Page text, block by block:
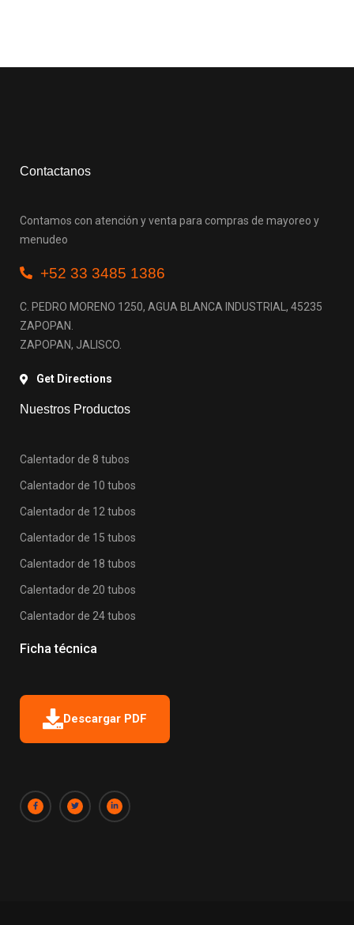
Contactanos
Contamos con atención y venta para compras de mayoreo y
menudeo
+52 33 3485 1386
C. PEDRO MORENO 1250, AGUA BLANCA INDUSTRIAL, 45235
ZAPOPAN.
ZAPOPAN, JALISCO.
Get Directions
Nuestros Productos
Calentador de 8 tubos
Calentador de 10 tubos
Calentador de 12 tubos
Calentador de 15 tubos
Calentador de 18 tubos
Calentador de 20 tubos
Calentador de 24 tubos
Ficha técnica
Descargar PDF